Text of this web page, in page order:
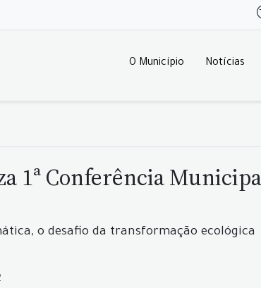
O Município Notícias
1ª Conferência
o desafio da transformação ecológica